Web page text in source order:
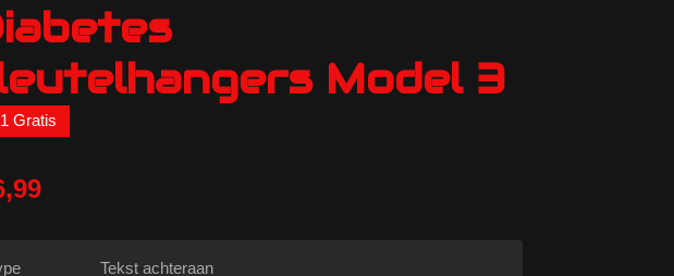
Model 3
Gratis
Tekst achteraan